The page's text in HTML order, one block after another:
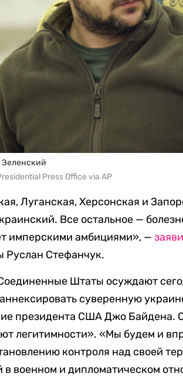
Press Office via AP
Луганская, Херсонская и
Все остальное —
имперскими амбициями», —
Руслан Стефанчук.
Штаты осуждают
суверенную
президента США Джо Байдена.
легитимности». «Мы будем и
контроля над своей
в военном и дипломатическом